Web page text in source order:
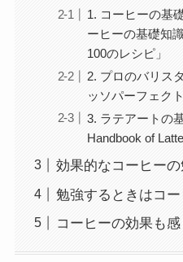
1. コーヒーの基
ーヒーの基礎知
100のレシピ」
2. プロのバリス
ッソパーフェク
3. ラテアートの
Handbook of Latte
効果的なコーヒー
勉強するときはコ
コーヒーの効果も